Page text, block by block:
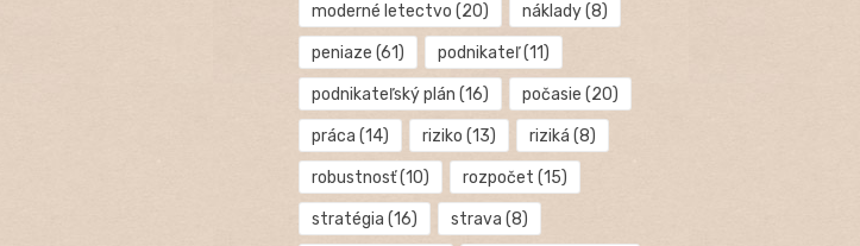
moderné letectvo (20) náklady(8)
peniaze (61) podnikateľ(11)
podnikateľský plán (16) počasie (20)
práca (14) riziko (13) riziká (8)
robustnosť(10) rozpočet (15)
stratégia (16) strava (8)